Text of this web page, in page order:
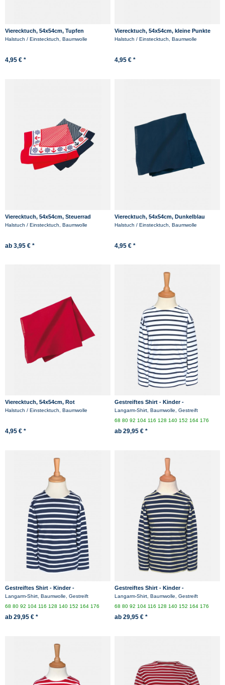
Vierecktuch, 54x54cm, Tupfen
Halstuch / Einstecktuch, Baumwolle
4,95 € *
Vierecktuch, 54x54cm, kleine Punkte
Halstuch / Einstecktuch, Baumwolle
4,95 € *
Vierecktuch, 54x54cm, Steuerrad
Halstuch / Einstecktuch, Baumwolle
ab 3,95 € *
Vierecktuch, 54x54cm, Dunkelblau
Halstuch / Einstecktuch, Baumwolle
4,95 € *
Vierecktuch, 54x54cm, Rot
Halstuch / Einstecktuch, Baumwolle
4,95 € *
Gestreiftes Shirt - Kinder -
weiss/blaugestreift
Langarm-Shirt, Baumwolle, Gestreift
688092104116128140152164176
ab 29,95 € *
Gestreiftes Shirt - Kinder -
blau/weissgestreift
Langarm-Shirt, Baumwolle, Gestreift
688092 104 116 128 140 152 164 176
ab 29,95 € *
Gestreiftes Shirt - Kinder -
blau/ecrugestreift
Langarm-Shirt, Baumwolle, Gestreift
688092 104 116 128 140 152 164 176
ab 29,95 € *